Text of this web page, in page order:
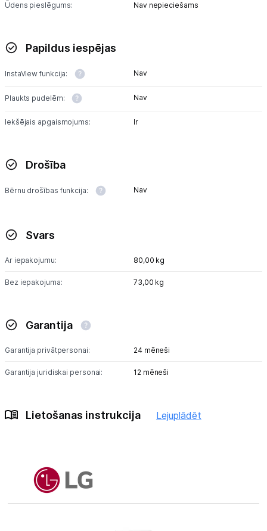
Ūdens pieslēgums: Nav nepieciešams
Papildus iespējas
InstaView funkcija: Nav
Plaukts pudelēm: Nav
Iekšējais apgaismojums: Ir
Drošība
Bērnu drošības funkcija: Nav
Svars
Ar iepakojumu: 80,00 kg
Bez iepakojuma: 73,00 kg
Garantija
Garantija privātpersonai: 24 mēneši
Garantija juridiskai personai: 12 mēneši
Lietošanas instrukcija Lejuplādēt